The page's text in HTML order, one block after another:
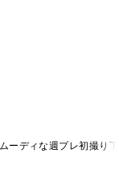
ディな週プレ初撮り